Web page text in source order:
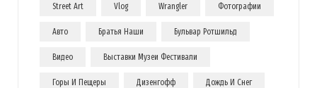
Street Art Vlog Wrangler Фотографии
Авто Братья Наши Бульвар Ротшильд
Видео Выставки Музеи Фестивали
Горы И Пещеры Дизенгофф Дождь И Снег